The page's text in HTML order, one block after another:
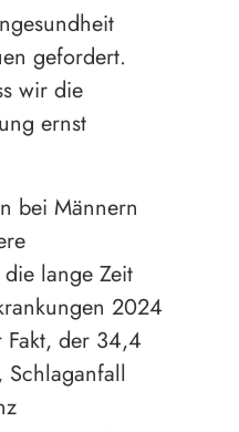
gefordert.
wir die
ernst
bei Männern
lange Zeit
2024
Fakt, der 34,4
Schlaganfall